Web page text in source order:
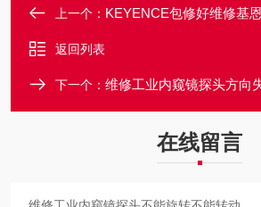
上一个： KEYENCE包修好维修基恩士激光雷
返回列表
下一个： 维修工业内窥镜探头方向
在线留言